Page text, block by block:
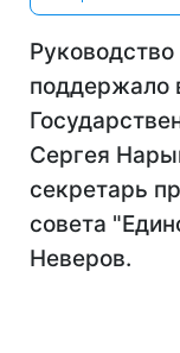
поддержало
Сергея
секретарь
совета
Неверов.